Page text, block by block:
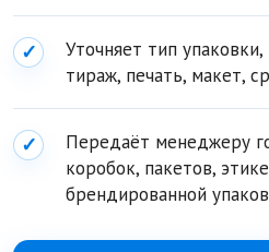
✓
Уточняет тип
тираж, печать, макет,
✓
Передаёт менеджеру
коробок, пакетов,
брендированной